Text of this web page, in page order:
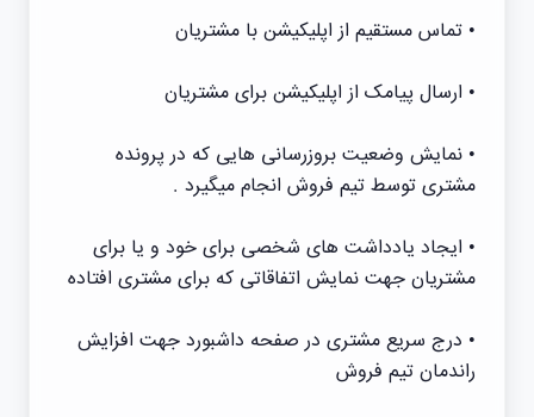
• تماس مستقیم از اپلیکیشن با مشتریان
• ارسال پیامک از اپلیکیشن برای مشتریان
• نمایش وضعیت بروزرسانی هایی که در پرونده
مشتری توسط تیم فروش انجام میگیرد .
• ایجاد یادداشت های شخصی برای خود و یا برای
مشتریان جهت نمایش اتفاقاتی که برای مشتری افتاده
• درج سریع مشتری در صفحه داشبورد جهت افزایش
راندمان تیم فروش